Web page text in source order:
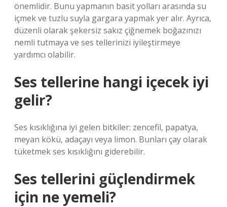
önemlidir. Bunu yapmanın basit yolları arasında su
içmek ve tuzlu suyla gargara yapmak yer alır. Ayrıca,
düzenli olarak şekersiz sakız çiğnemek boğazınızı
nemli tutmaya ve ses tellerinizi iyileştirmeye
yardımcı olabilir.
Ses tellerine hangi içecek iyi
gelir?
Ses kısıklığına iyi gelen bitkiler: zencefil, papatya,
meyan kökü, adaçayı veya limon. Bunları çay olarak
tüketmek ses kısıklığını giderebilir.
Ses tellerini güçlendirmek
için ne yemeli?